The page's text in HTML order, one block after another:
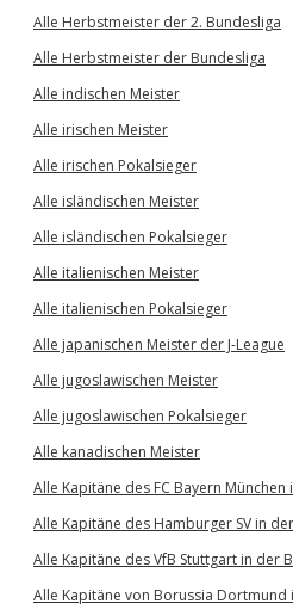
Alle Herbstmeister der 2. Bundesliga
Alle Herbstmeister der Bundesliga
Alle indischen Meister
Alle irischen Meister
Alle irischen Pokalsieger
Alle isländischen Meister
Alle isländischen Pokalsieger
Alle italienischen Meister
Alle italienischen Pokalsieger
Alle japanischen Meister der J-League
Alle jugoslawischen Meister
Alle jugoslawischen Pokalsieger
Alle kanadischen Meister
Alle Kapitäne des FC Bayern
Alle Kapitäne des Hamburger SV in
Alle Kapitäne des VfB Stuttgart in der
Alle Kapitäne von Borussia Dortmund